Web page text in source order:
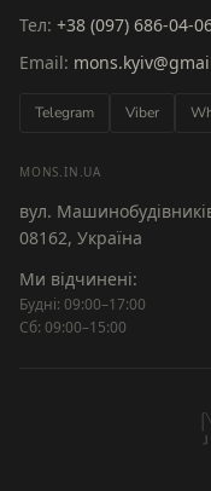
Тел: +38 (097) 686-04-
Email:
Telegram Viber
MONS.IN.UA
вул.
08162, Україна
Ми відчинені:
Будні: 09:00–17:00
Сб: 09:00–15:00